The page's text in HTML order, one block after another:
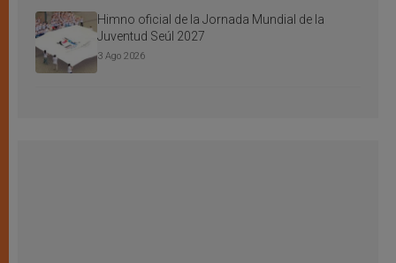
Himno oficial de la Jornada Mundial de la
Juventud Seúl 2027
3 Ago 2026